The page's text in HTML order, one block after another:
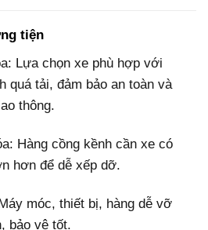
tiện
Lựa chọn xe phù hợp với
quá tải, đảm bảo an toàn và
thông.
Hàng cồng kềnh cần xe có
hơn để dễ xếp dỡ.
móc, thiết bị, hàng dễ vỡ
bảo vệ tốt.